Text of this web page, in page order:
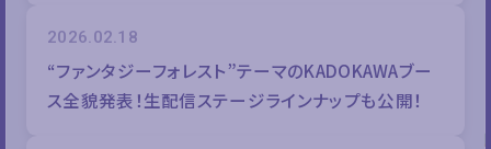
2026.02.18
“ファンタジーフォレスト”テーマのKADOKAWAブー
ス全貌発表！生配信ステージラインナップも公開！